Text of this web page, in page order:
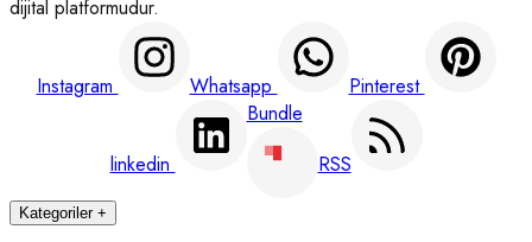
dijital platformudur.
Instagram Whatsapp Pinterest
linkedin
Bundle
RSS
Kategoriler +